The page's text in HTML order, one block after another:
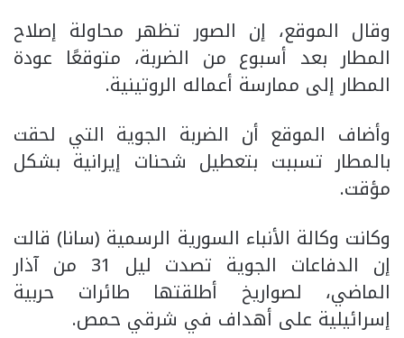
وقال الموقع، إن الصور تظهر محاولة إصلاح
المطار بعد أسبوع من الضربة، متوقعًا عودة
المطار إلى ممارسة أعماله الروتينية.
وأضاف الموقع أن الضربة الجوية التي لحقت
بالمطار تسببت بتعطيل شحنات إيرانية بشكل
مؤقت.
وكانت وكالة الأنباء السورية الرسمية (سانا) قالت
إن الدفاعات الجوية تصدت ليل 31 من آذار
الماضي، لصواريخ أطلقتها طائرات حربية
إسرائيلية على أهداف في شرقي حمص.